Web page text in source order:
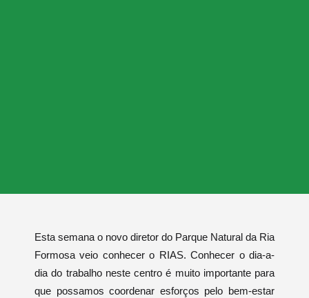
Esta semana o novo diretor do Parque Natural da Ria
Formosa veio conhecer o RIAS. Conhecer o dia-a-
dia do trabalho neste centro é muito importante para
que possamos coordenar esforços pelo bem-estar